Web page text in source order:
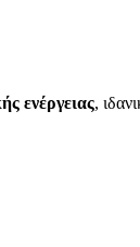
ενέργειας,